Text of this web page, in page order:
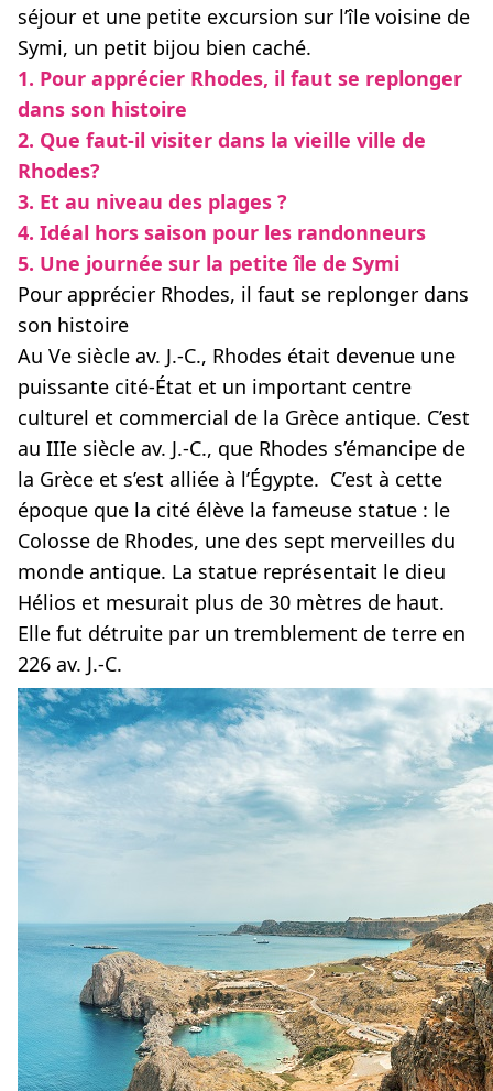
séjour et une petite excursion sur l’île voisine de
Symi, un petit bijou bien caché.
1. Pour apprécier Rhodes, il faut se replonger
dans son histoire
2. Que faut-il visiter dans la vieille ville de
Rhodes?
3. Et au niveau des plages ?
4. Idéal hors saison pour les randonneurs
5. Une journée sur la petite île de Symi
Pour apprécier Rhodes, il faut se replonger dans
son histoire
Au Ve siècle av. J.-C., Rhodes était devenue une
puissante cité-État et un important centre
culturel et commercial de la Grèce antique. C’est
au IIIe siècle av. J.-C., que Rhodes s’émancipe de
la Grèce et s’est alliée à l’Égypte. C’est à cette
époque que la cité élève la fameuse statue : le
Colosse de Rhodes, une des sept merveilles du
monde antique. La statue représentait le dieu
Hélios et mesurait plus de 30 mètres de haut.
Elle fut détruite par un tremblement de terre en
226 av. J.-C.